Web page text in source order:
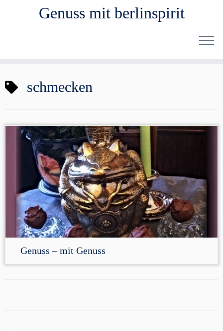
Inhalt
Genuss mit berlinspirit
schmecken
Genuss – mit Genuss